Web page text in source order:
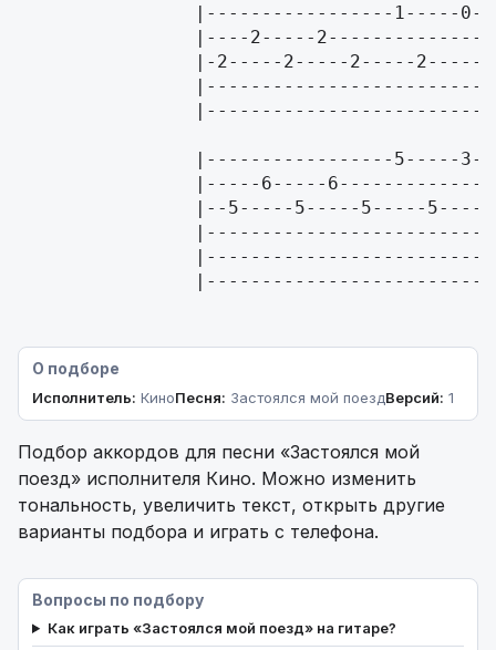
|-----------------1-----
|----2-----
|-2-----2-----2-----
|-----------------5-----
|--5-----5-----5-----
О подборе
Исполнитель: КиноПесня: Застоялся мой поездВерсий: 1
Подбор аккордов для песни «Застоялся мой
поезд» исполнителя Кино. Можно изменить
тональность, увеличить текст, открыть другие
варианты подбора и играть с телефона.
Вопросы по подбору
Как играть «Застоялся мой поезд» на гитаре?